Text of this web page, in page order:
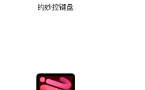
的妙控键盘